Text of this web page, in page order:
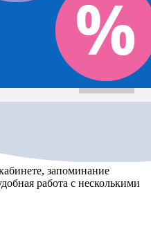
запоминание
работа с несколькими